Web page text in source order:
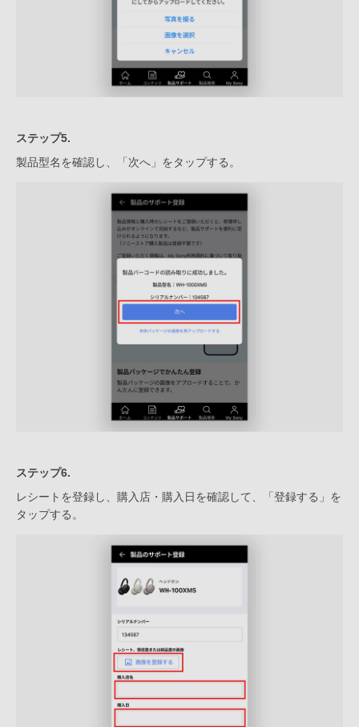
ステップ5.
製品型名を確認し、「次へ」をタップする。
ステップ6.
レシートを登録し、購入店・購入日を確認して、「登録する」を
タップする。